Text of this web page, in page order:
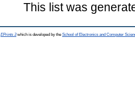
This list was
EPrints 3which is developed by the School of Electronics and Computer